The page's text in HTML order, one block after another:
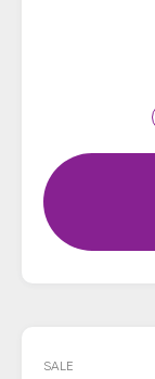
SALE